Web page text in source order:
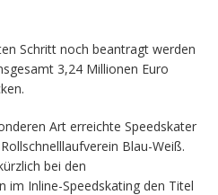
Schritt noch beantragt werden
3,24 Millionen Euro
Art erreichte Speedskater
Blau-Weiß.
bei den
im Inline-Speedskating den Titel